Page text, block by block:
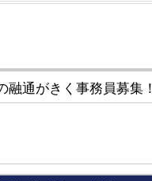
融通がきく事務員募集！